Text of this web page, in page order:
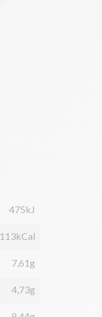
475kJ
113kCal
7,61g
4,73g